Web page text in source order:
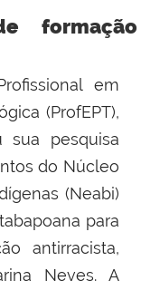
formação
em
(ProfEPT),
sua pesquisa
do Núcleo
(Neabi)
para
antirracista,
Neves. A